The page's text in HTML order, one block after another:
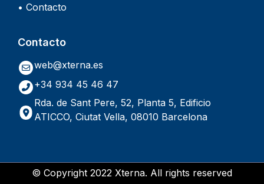
• Contacto
Contacto
web@xterna.es
+34 934 45 46 47
Rda. de Sant Pere, 52, Planta 5, Edificio
ATICCO, Ciutat Vella, 08010 Barcelona
© Copyright 2022 Xterna. All rights reserved